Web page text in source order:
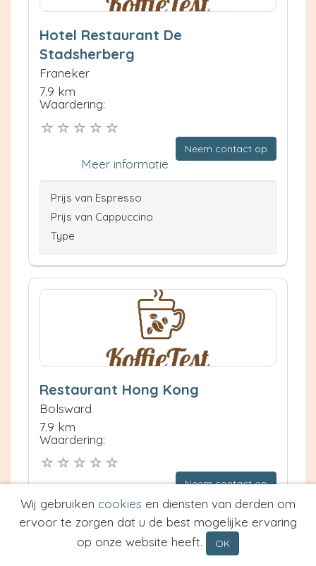
Hotel Restaurant De
Stadsherberg
Franeker
7.9 km
Waardering:
Neem contact op
Meer informatie
Prijs van Espresso
Prijs van Cappuccino
Type
Restaurant Hong Kong
Bolsward
7.9 km
Waardering:
Neem contact op
Meer informatie
Prijs van Espresso
Prijs van Cappuccino
Wij gebruiken cookies en diensten van derden om
ervoor te zorgen dat u de best mogelijke ervaring
op onze website heeft.
OK